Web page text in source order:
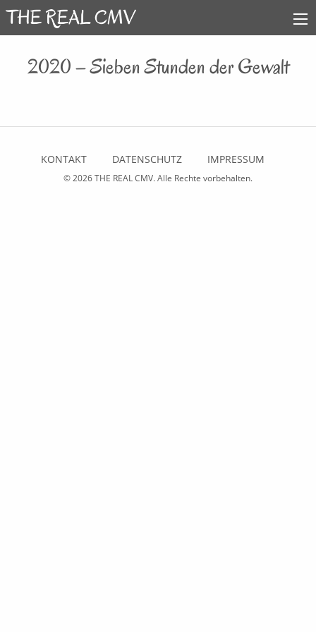
2020 – Sieben Stunden der Gewalt
KONTAKT DATENSCHUTZ IMPRESSUM
© 2026THE REAL CMV. Alle Rechte vorbehalten.